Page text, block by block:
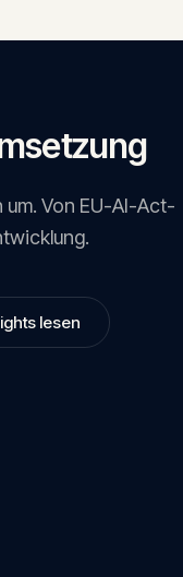
Von EU-AI-Act-
lesen